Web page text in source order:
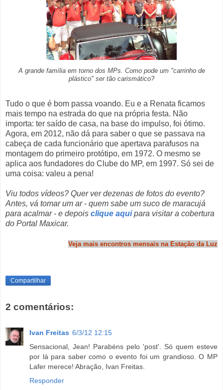
A grande família em torno dos MPs. Como pode um "carrinho de
plástico" ser tão carismático?
Tudo o que é bom passa voando. Eu e a Renata ficamos
mais tempo na estrada do que na própria festa. Não
importa: ter saído de casa, na base do impulso, foi ótimo.
Agora, em 2012, não dá para saber o que se passava na
cabeça de cada funcionário que apertava parafusos na
montagem do primeiro protótipo, em 1972. O mesmo se
aplica aos fundadores do Clube do MP, em 1997. Só sei de
uma coisa: valeu a pena!
Viu todos vídeos? Quer ver dezenas de fotos do evento?
Antes, vá tomar um ar - quem sabe um suco de maracujá
para acalmar - e depois clique aquipara visitar a cobertura
do Portal Maxicar.
Veja mais encontros mensais na Estação da Luz
Compartilhar
2 comentários:
Ivan Freitas 6/3/12 12:15
Sensacional, Jean! Parabéns pelo 'post'. Só quem esteve
por lá para saber como o evento foi um grandioso. O MP
Lafer merece! Abração, Ivan Freitas.
Responder